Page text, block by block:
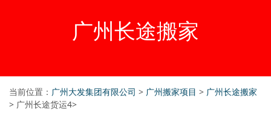
广州长途搬家
当前位置： 广州大发集团有限公司 > 广州搬家项目 > 广州长途搬家
> 广州长途货运4>